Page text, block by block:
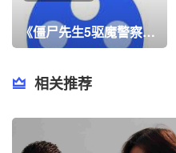
《僵尸先生5驱魔警察粤语》电影在线看，高清4K在线观看
相关推荐